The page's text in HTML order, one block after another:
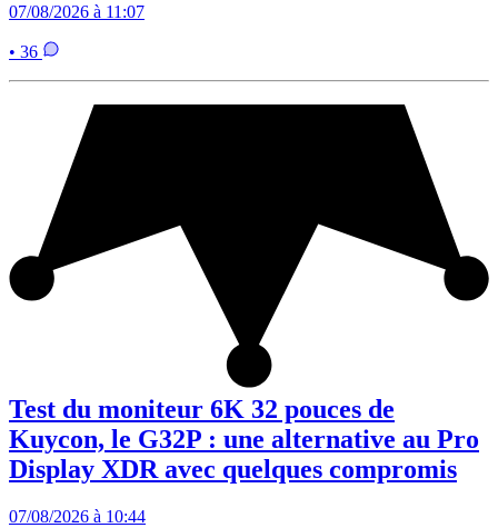
07/08/2026 à 11:07
• 36
Test du moniteur 6K 32 pouces de
Kuycon, le G32P : une alternative au Pro
Display XDR avec quelques compromis
07/08/2026 à 10:44